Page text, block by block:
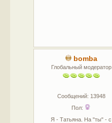
bomba
Глобальный модератор
Сообщений: 13948
Пол:
Я - Татьяна. На "ты" - с